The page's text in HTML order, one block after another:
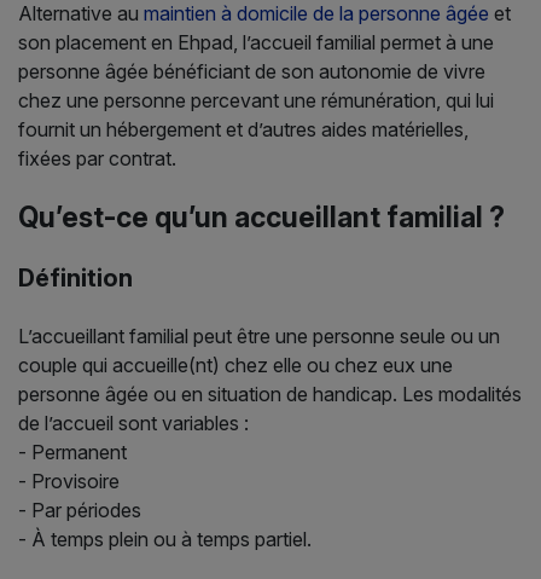
Alternative au maintien à domicile de la personne âgée et
son placement en Ehpad, l’accueil familial permet à une
personne âgée bénéficiant de son autonomie de vivre
chez une personne percevant une rémunération, qui lui
fournit un hébergement et d’autres aides matérielles,
fixées par contrat.
Qu’est-ce qu’un accueillant familial ?
Définition
L’accueillant familial peut être une personne seule ou un
couple qui accueille(nt) chez elle ou chez eux une
personne âgée ou en situation de handicap. Les modalités
de l’accueil sont variables :
- Permanent
- Provisoire
- Par périodes
- À temps plein ou à temps partiel.